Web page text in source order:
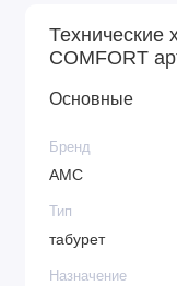
Технические
COMFORT
Основные
Бренд
АМС
Тип
табурет
Назначение